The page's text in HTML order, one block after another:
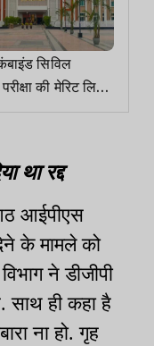
सिविल
की मेरिट लिस्ट
याचिका की
था रद्द
आईपीएस
के मामले को
ने डीजीपी
साथ ही कहा है
ना हो. गृह